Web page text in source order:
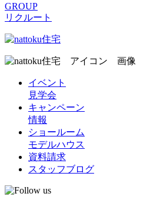
GROUP
リクルート
イベント
見学会
キャンペーン
情報
ショールーム
モデルハウス
資料請求
スタッフブログ